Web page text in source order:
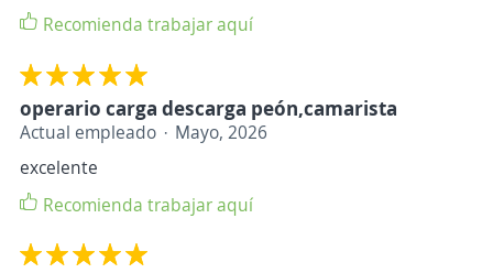
Recomienda trabajar aquí
operario carga descarga peón,camarista
Actual empleado
Mayo, 2026
excelente
Recomienda trabajar aquí